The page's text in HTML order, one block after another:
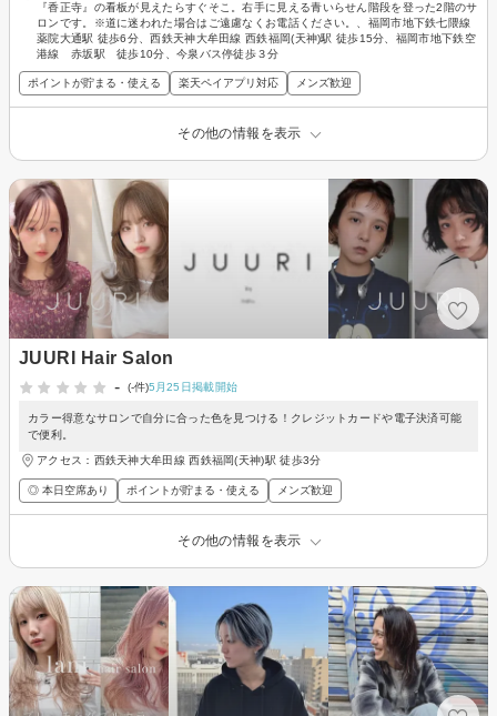
『香正寺』の看板が見えたらすぐそこ。右手に見える青いらせん階段を登った2階のサ
ロンです。※道に迷われた場合はご遠慮なくお電話ください。、福岡市地下鉄七隈線
薬院大通駅 徒歩6分、西鉄天神大牟田線 西鉄福岡(天神)駅 徒歩15分、福岡市地下鉄空
港線 赤坂駅 徒歩10分、今泉バス停徒歩３分
ポイントが貯まる・使える 楽天ペイアプリ対応 メンズ歓迎
その他の情報を表示
JUURI Hair Salon
-
(-件)5月25日掲載開始
カラー得意なサロンで自分に合った色を見つける！クレジットカードや電子決済可能
で便利。
アクセス：西鉄天神大牟田線 西鉄福岡(天神)駅 徒歩3分
◎ 本日空席あり ポイントが貯まる・使える メンズ歓迎
その他の情報を表示